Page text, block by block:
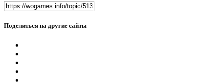
Поделиться на другие сайты